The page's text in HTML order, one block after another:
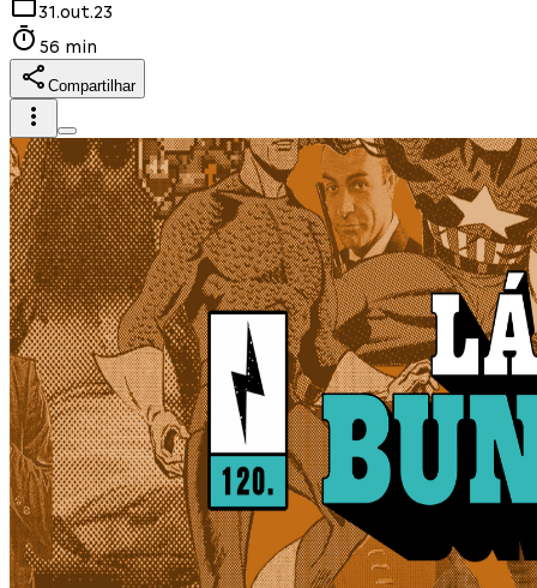
31.out.23
56 min
Compartilhar